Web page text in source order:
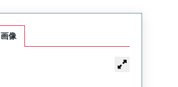
画像